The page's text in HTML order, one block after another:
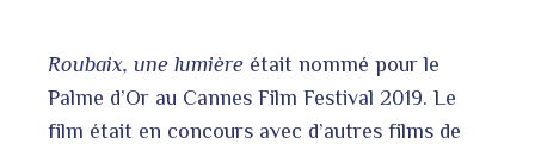
Roubaix, une lumière était nommé pour le
Palme d’Or au Cannes Film Festival 2019. Le
film était en concours avec d’autres films de